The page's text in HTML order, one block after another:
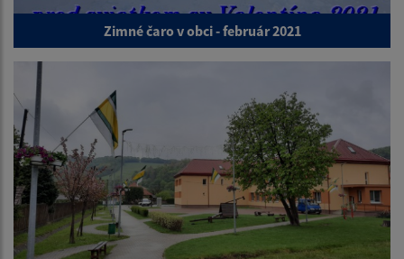
Zimné čaro v obci - február 2021